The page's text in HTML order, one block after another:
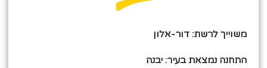
משוייך לרשת: דור-אלון
התחנה נמצאת בעיר: יבנה